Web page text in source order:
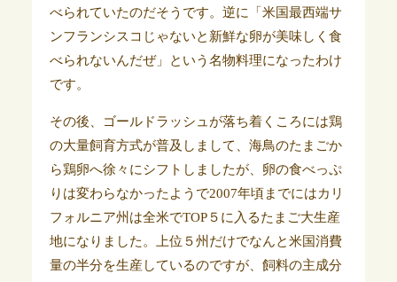
べられていたのだそうです。逆に「米国最西端サ
ンフランシスコじゃないと新鮮な卵が美味しく食
べられないんだぜ」という名物料理になったわけ
です。
その後、ゴールドラッシュが落ち着くころには鶏
の大量飼育方式が普及しまして、海鳥のたまごか
ら鶏卵へ徐々にシフトしましたが、卵の食べっぷ
りは変わらなかったようで2007年頃までにはカリ
フォルニア州は全米でTOP５に入るたまご大生産
地になりました。上位５州だけでなんと米国消費
量の半分を生産しているのですが、飼料の主成分